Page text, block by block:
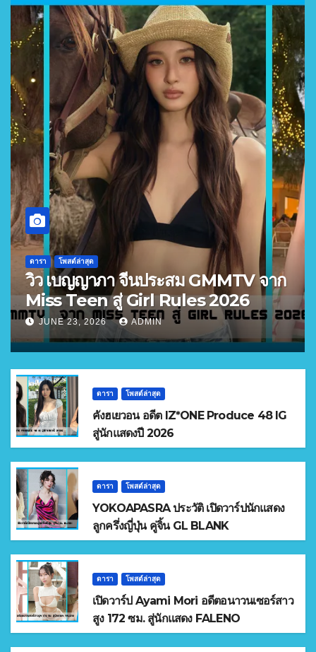
ดารา โพสต์ล่าสุด
วิว เบญญาภา จีนประสม GMMTV จาก
Miss Teen สู่ Girl Rules 2026
JUNE 23, 2026 ADMIN
ดารา โพสต์ล่าสุด
คังฮเยวอน อดีต IZ*ONE Produce 48 IG
สู่นักแสดงปี 2026
ดารา โพสต์ล่าสุด
YOKOAPASRA ประวัติ เปิดวาร์ปนักแสดง
ลูกครึ่งญี่ปุ่น คู่จิ้น GL BLANK
ดารา โพสต์ล่าสุด
เปิดวาร์ป Ayami Mori อดีตอนาวนเซอร์สาว
สูง 172 ซม. สู่นักแสดง FALENO